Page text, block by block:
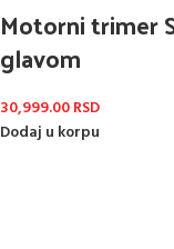
Motorni trimer
glavom
30,999.00RSD
Dodaj u korpu